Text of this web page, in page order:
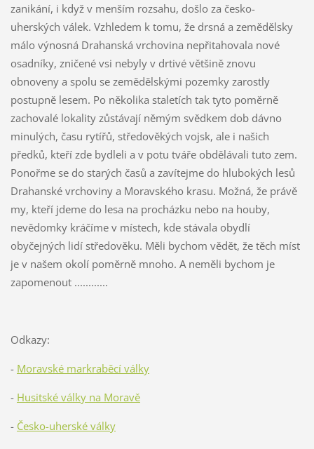
zanikání, i když v menším rozsahu, došlo za česko-
uherských válek. Vzhledem k tomu, že drsná a zemědělsky
málo výnosná Drahanská vrchovina nepřitahovala nové
osadníky, zničené vsi nebyly v drtivé většině znovu
obnoveny a spolu se zemědělskými pozemky zarostly
postupně lesem. Po několika staletích tak tyto poměrně
zachovalé lokality zůstávají němým svědkem dob dávno
minulých, času rytířů, středověkých vojsk, ale i našich
předků, kteří zde bydleli a v potu tváře obdělávali tuto zem.
Ponořme se do starých časů a zavítejme do hlubokých lesů
Drahanské vrchoviny a Moravského krasu. Možná, že právě
my, kteří jdeme do lesa na procházku nebo na houby,
nevědomky kráčíme v místech, kde stávala obydlí
obyčejných lidí středověku. Měli bychom vědět, že těch míst
je v našem okolí poměrně mnoho. A neměli bychom je
zapomenout ............
Odkazy:
- Moravské markraběcí války
- Husitské války na Moravě
- Česko-uherské války